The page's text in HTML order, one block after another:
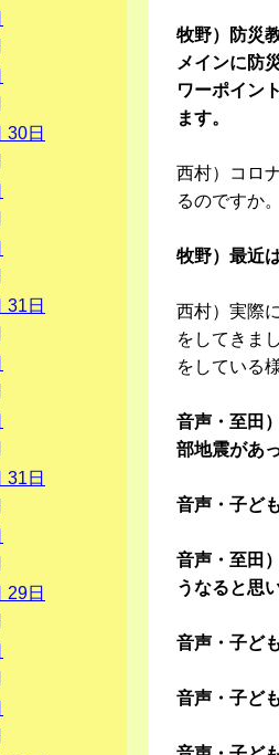
牧野）防災
メインに防
ワーポイン
ます。
西村）コロ
るのですか
牧野）最近
西村）実際
をしてきま
をしている
音声・至田
部地震があ
音声・子ど
音声・至田
うなると思
音声・子ど
音声・子ど
30日
31 日
31 日
29日